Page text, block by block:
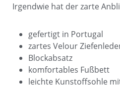
Irgendwie hat der zarte
gefertigt in Portugal
zartes Velour
Blockabsatz
komfortables Fußbett
leichte Kunstoffsohle